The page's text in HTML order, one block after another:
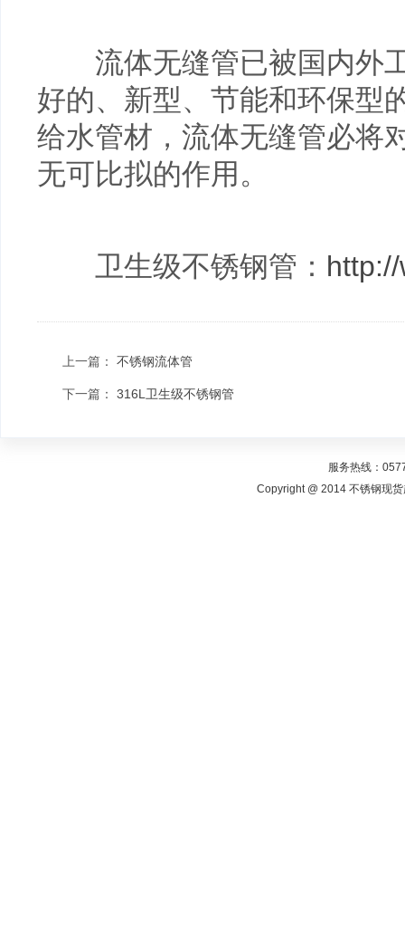
流体无缝管已被国内外
好的、新型、节能和环保型
给水管材，流体无缝管必将
无可比拟的作用。
卫生级不锈钢管：
上一篇： 不锈钢流体管
下一篇： 316L卫生级不锈钢管
服务热线：
Copyright @ 2014 不锈钢现